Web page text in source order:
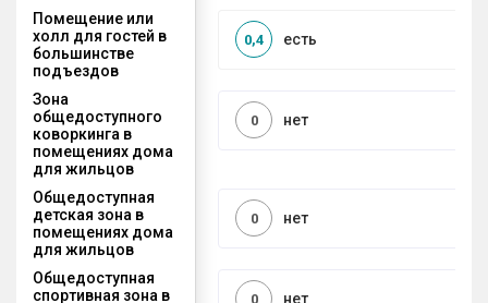
Помещение или
холл для гостей в
большинстве
подъездов
есть
0,4
Зона
общедоступного
коворкинга в
помещениях дома
для жильцов
нет
0
Общедоступная
детская зона в
помещениях дома
для жильцов
нет
0
Общедоступная
спортивная зона в
нет
0